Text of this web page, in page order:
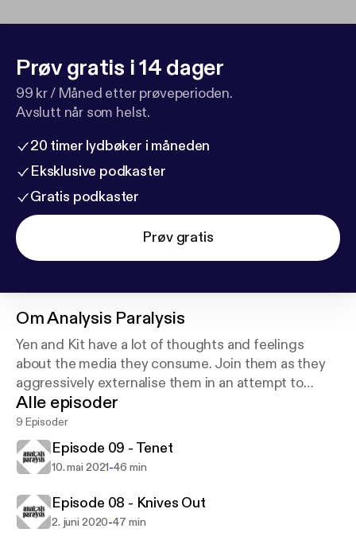
Prøv gratis i 14 dager
99 kr / Måned etter prøveperioden.
Avslutt når som helst.
20 timer lydbøker i måneden
Eksklusive podkaster
Gratis podkaster
Prøv gratis
OmAnalysis Paralysis
Yen and Kit have a lot of thoughts and feelings
about the media they consume. Join them as they
aggressively externalise them in an attempt to
escape from analysis paralysis and/or Twitter jail.
Alle episoder
9 Episoder
Episode 09 - Tenet
10. mai 2021-46 min
Episode 08 - Knives Out
2. juni 2020-47 min